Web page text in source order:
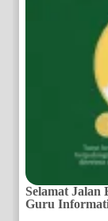
Selamat Jalan
Guru